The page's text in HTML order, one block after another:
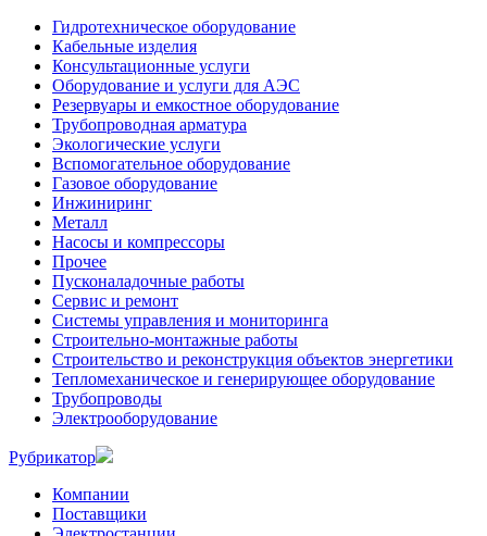
Гидротехническое оборудование
Кабельные изделия
Консультационные услуги
Оборудование и услуги для АЭС
Резервуары и емкостное оборудование
Трубопроводная арматура
Экологические услуги
Вспомогательное оборудование
Газовое оборудование
Инжиниринг
Металл
Насосы и компрессоры
Прочее
Пусконаладочные работы
Сервис и ремонт
Системы управления и мониторинга
Строительно-монтажные работы
Строительство и реконструкция объектов энергетики
Тепломеханическое и генерирующее оборудование
Трубопроводы
Электрооборудование
Рубрикатор
Компании
Поставщики